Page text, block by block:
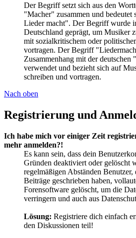
Der Begriff setzt sich aus den
"Macher" zusammen und bedeutet
Lieder macht". Der Begriff wurde
Deutschland geprägt, um Musiker
mit sozialkritischem oder
vortragen. Der Begriff
Zusammenhang mit der deutschen
verwendet und bezieht sich auf
schreiben und vortragen.
Nach oben
Registrierung und
Ich habe mich vor einiger Zeit
mehr anmelden?!
Es kann sein, dass dein
Gründen deaktiviert oder gelöscht
regelmäßigen Abständen
Beiträge geschrieben haben,
Forensoftware gelöscht, um die
verringern und auch aus
Lösung: Registriere dich einfach
den Diskussionen teil!